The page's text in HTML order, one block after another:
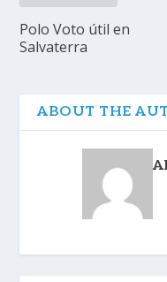
Polo Voto útil en
Salvaterra
ABOUT THE